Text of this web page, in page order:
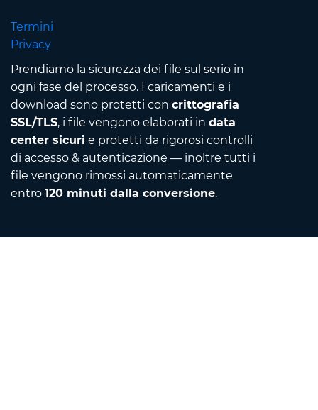
Termini
Privacy
Prendiamo la sicurezza dei file sul serio in
ogni fase del processo. I caricamenti e i
download sono protetti con crittografia
SSL/TLS, i file vengono elaborati in data
center sicuri e protetti da rigorosi controlli
di accesso & autenticazione — inoltre tutti i
file vengono rimossi automaticamente
entro 120 minuti dalla conversione.